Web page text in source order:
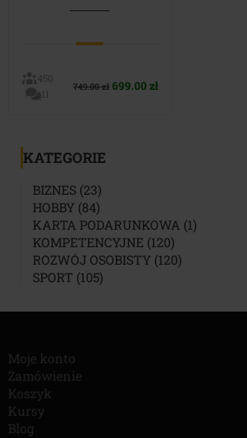
KATEGORIE
BIZNES 2323
PRODUKTY
HOBBY 8484
PRODUKTY
KARTA PODARUNKOWA 11
KOMPETENCYJNE 120120
PRODUKTÓW
ROZWÓJ OSOBISTY 120120
SPORT 105105
450
11
749.00zł Pierwotna
699.00 złAktualna
Moje konto
Zamówienie
Koszyk
Kursy
Blog